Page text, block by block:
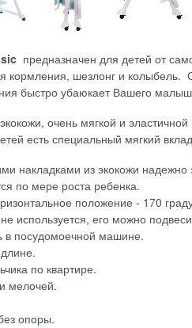
предназначен для детей от
кормления, шезлонг и колыбель.
быстро убаюкает Вашего
очень мягкой и
есть специальный мягкий
накладками из экокожи
по мере роста ребенка.
положение - 170
используется, его можно
в посудомоечной машине.
по квартире.
мелочей.
опоры.